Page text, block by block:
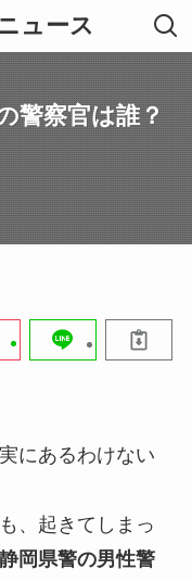
ュース
警察官は誰？
にあるわけない
、起きてしまっ
静岡県警の男性警